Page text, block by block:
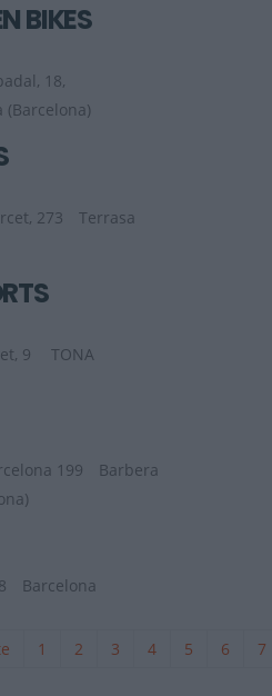
BIKES
18,
(Barcelona)
273
Terrasa
9
TONA
199
Barbera
Barcelona
1 2 3 4 5 6 7